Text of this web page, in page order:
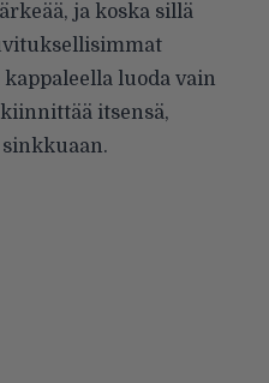
ja koska sillä
luoda vain
itsensä,